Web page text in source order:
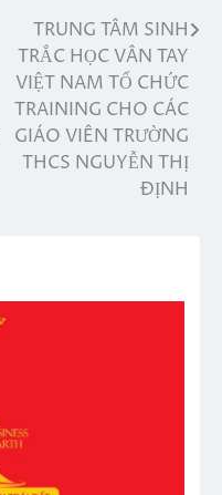
TRUNG TÂM SINH
TRẮC HỌC VÂN TAY
VIỆT NAM TỔ CHỨC
TRAINING CHO CÁC
GIÁO VIÊN TRƯỜNG
THCS NGUYỄN THỊ
ĐỊNH